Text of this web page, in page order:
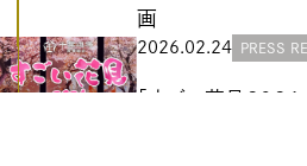
画
2026.02.24 PRESS
「すごい花見2026